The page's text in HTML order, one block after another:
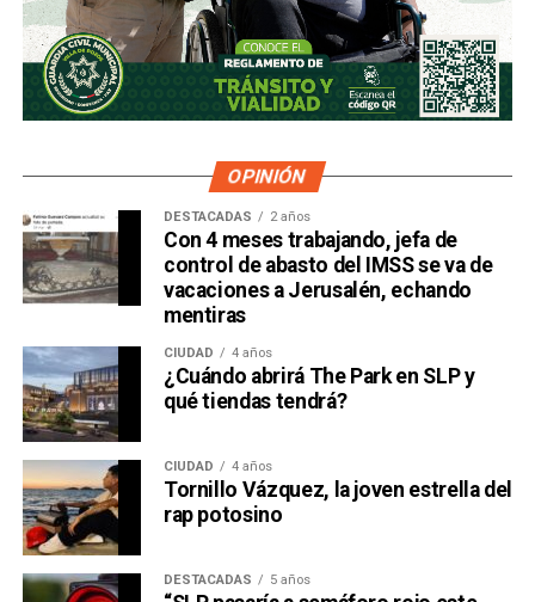
OPINIÓN
DESTACADAS 2 años
Con 4 meses trabajando, jefa de
control de abasto del IMSS se va de
vacaciones a Jerusalén, echando
mentiras
CIUDAD 4 años
¿Cuándo abrirá The Park en SLP y
qué tiendas tendrá?
CIUDAD 4 años
Tornillo Vázquez, la joven estrella del
rap potosino
DESTACADAS 5 años